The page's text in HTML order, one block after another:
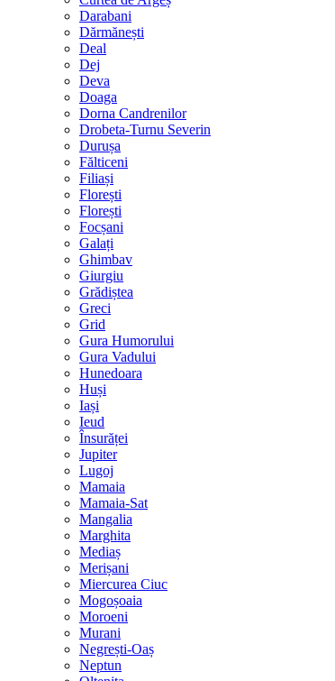
Darabani
Dărmănești
Deal
Dej
Deva
Doaga
Dorna Candrenilor
Drobeta-Turnu Severin
Durușa
Fălticeni
Filiași
Florești
Florești
Focșani
Galați
Ghimbav
Giurgiu
Grădiștea
Greci
Grid
Gura Humorului
Gura Vadului
Hunedoara
Huși
Iași
Ieud
Însurăței
Jupiter
Lugoj
Mamaia
Mamaia-Sat
Mangalia
Marghita
Mediaș
Merișani
Miercurea Ciuc
Mogoșoaia
Moroeni
Murani
Negrești-Oaș
Neptun